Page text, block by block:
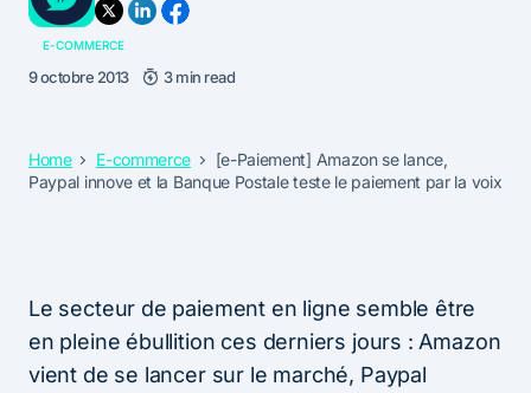
E-COMMERCE
9 octobre 2013 3 min read
Home E-commerce
[e-Paiement] Amazon se lance,
Paypal innove et la Banque Postale teste le paiement par la voix
Le secteur de paiement en ligne semble être
en pleine ébullition ces derniers jours : Amazon
vient de se lancer sur le marché, Paypal